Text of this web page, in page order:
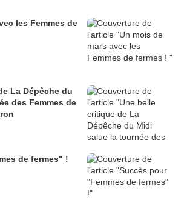
les Femmes de
La Dépêche du
des Femmes de
de fermes" !